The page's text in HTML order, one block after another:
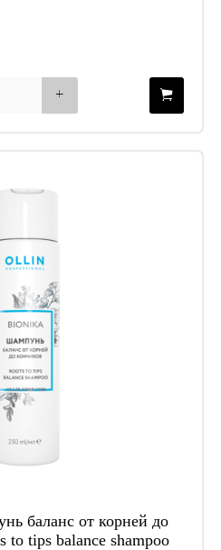
баланс от корней до
to tips balance shampoo